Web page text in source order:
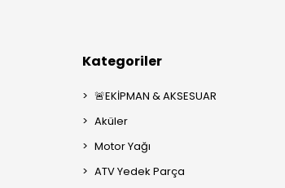
Kategoriler
🚨EKİPMAN & AKSESUAR
Aküler
Motor Yağı
ATV Yedek Parça